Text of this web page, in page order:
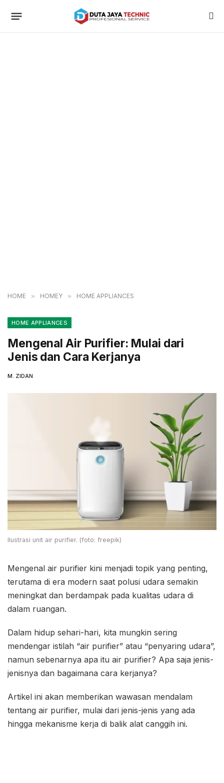
HOME » HOMEY » HOME APPLIANCES
HOME APPLIANCES
Mengenal Air Purifier: Mulai dari
Jenis dan Cara Kerjanya
M. ZIDAN
Ilustrasi unit air purifier. (foto: freepik)
Mengenal air purifier kini menjadi topik yang penting,
terutama di era modern saat polusi udara semakin
meningkat dan berdampak pada kualitas udara di
dalam ruangan.
Dalam hidup sehari-hari, kita mungkin sering
mendengar istilah “air purifier” atau “penyaring udara”,
namun sebenarnya apa itu air purifier? Apa saja jenis-
jenisnya dan bagaimana cara kerjanya?
Artikel ini akan memberikan wawasan mendalam
tentang air purifier, mulai dari jenis-jenis yang ada
hingga mekanisme kerja di balik alat canggih ini.